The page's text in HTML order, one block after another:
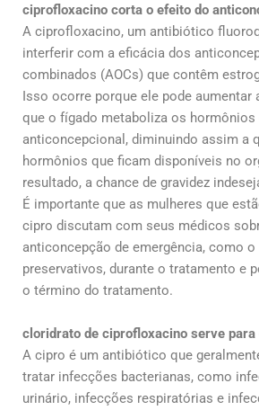
ciprofloxacino corta o efeito do
A ciprofloxacino, um antibiótico
interferir com a eficácia dos
combinados (AOCs) que contêm
Isso ocorre porque ele pode aumentar
que o fígado metaboliza os hormônios
anticoncepcional, diminuindo assim a
hormônios que ficam disponíveis no
resultado, a chance de gravidez
É importante que as mulheres que
cipro discutam com seus médicos
anticoncepção de emergência, como o
preservativos, durante o tratamento e
o término do tratamento.
cloridrato de ciprofloxacino serve para
A cipro é um antibiótico que
tratar infecções bacterianas, como
urinário, infecções respiratórias e